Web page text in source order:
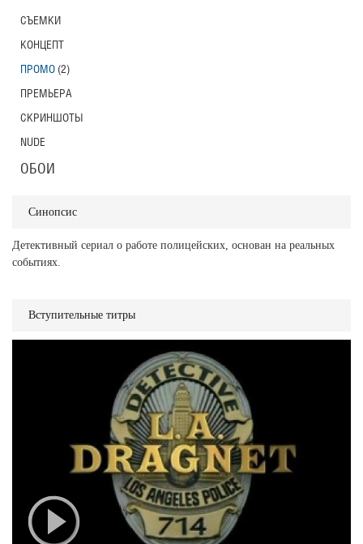
Синопсис
Детективный сериал о работе полицейских, основан на реальных
событиях.
Вступительные титры
СЪЕМКИ
КОНЦЕПТ
ПРОМО (2)
ПРЕМЬЕРА
СКРИНШОТЫ
NUDE
ОБОИ